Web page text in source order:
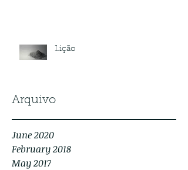
Arquivo
Lição
June 2020
February 2018
May 2017